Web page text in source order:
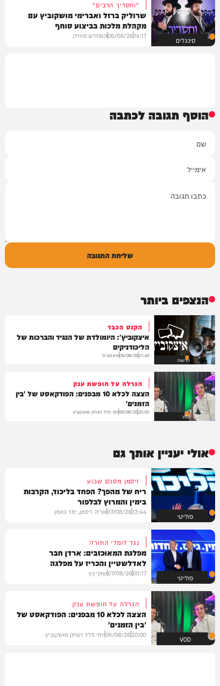
סינגלים
"וחסדיך הרבים"
שרוליק ברזל ואברימי מושקוביץ עם
מקהלת מלכות בביצוע סוחף
14:17
06/08/26המחדש מיוזיק
הוסף תגובה לכתבה
שליחת התגובה
הנצפים ביותר
חדשות
הקנס הכבד
איצקוביץ': היומולדת של הנגיד והברכות של
הליכודניקים
21:40
06/08/26איצקוביץ'
VOD
הגרלה על חופשת ענק
הצצה לכלא 10 מבפנים: הפודקאסט של 'בין
הזמנים'
20:00
06/08/26יוסי פלד ויצחק מושקוביץ
אולי יעניין אותך גם
פוליטי
זיסמן מסכם שבוע
ריח של מהפך? הפחד בליכוד, הקרבות
בימין והמרוץ לבלפור
13:44
07/08/26אריה זיסמן, יתד נאמן
פוליטי
נגד לומדי התורה
מפלגת המאוכזבים: ארדן חבר
לאדלשטיין והכריז על מפלגה
00:17
07/08/26שוקי כץ
VOD
הגרלה על חופשת ענק
הצצה לכלא 10 מבפנים: הפודקאסט של
'בין הזמנים'
20:00
06/08/26יוסי פלד ויצחק מושקוביץ